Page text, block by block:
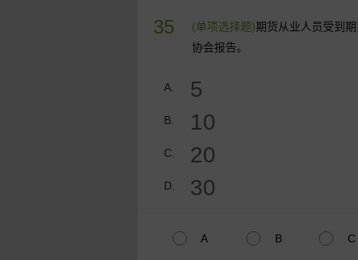
35 (单项选择题)期货从业人员受到
协会报告。
A. 5
B. 10
C. 20
D. 30
A B C